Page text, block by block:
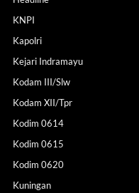
KNPI
Kapolri
Kejari Indramayu
Kodam III/Slw
Kodam XII/Tpr
Kodim 0614
Kodim 0615
Kodim 0620
Kuningan